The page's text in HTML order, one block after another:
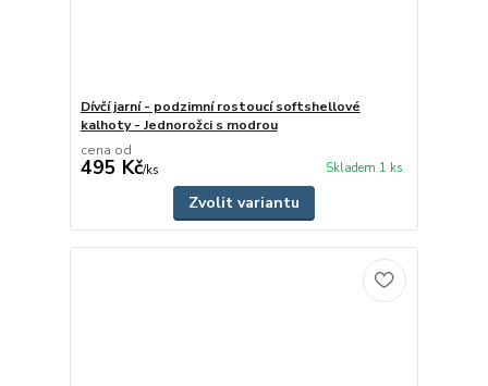
Dívčí jarní - podzimní rostoucí softshellové
kalhoty - Jednorožci s modrou
cena od
495 Kč/ks Skladem 1 ks
Zvolit variantu